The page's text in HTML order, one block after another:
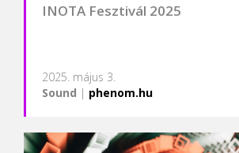
INOTA Fesztivál 2025
2025. május 3.
Sound | phenom.hu